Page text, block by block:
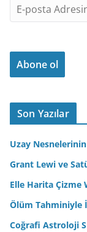
-
o
t
d
r
i
n
Abone ol
Son Yazılar
Uzay
Grant Lewi ve
Elle Harita Çizme
Ölüm Tahminiyle
Coğrafi Astroloji